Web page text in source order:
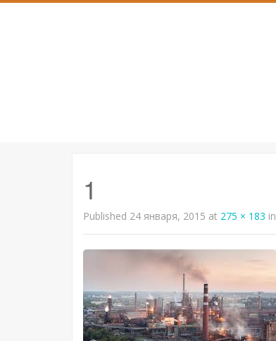
1
Published 24 января, 2015 at 275 × 183 in